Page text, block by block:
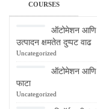
COURSES
ऑटोमेशन आणि
उत्पादन क्षमतेत दुप्पट वाढ
Uncategorized
ऑटोमेशन आणि
फाटा
Uncategorized